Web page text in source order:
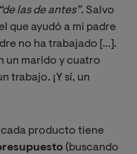
“de las de antes”. Salvo
que ayudó a mi padre
no ha trabajado […].
un marido y cuatro
trabajo. ¡Y sí, un
producto tiene
(buscando